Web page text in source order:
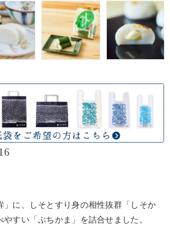
」に、しそとすり身の相性抜群「しそか
すい「ぷちかま」を詰合せました。